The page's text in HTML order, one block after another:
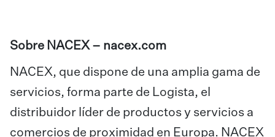
Sobre NACEX – nacex.com
NACEX, que dispone de una amplia gama de
servicios, forma parte de Logista, el
distribuidor líder de productos y servicios a
comercios de proximidad en Europa. NACEX